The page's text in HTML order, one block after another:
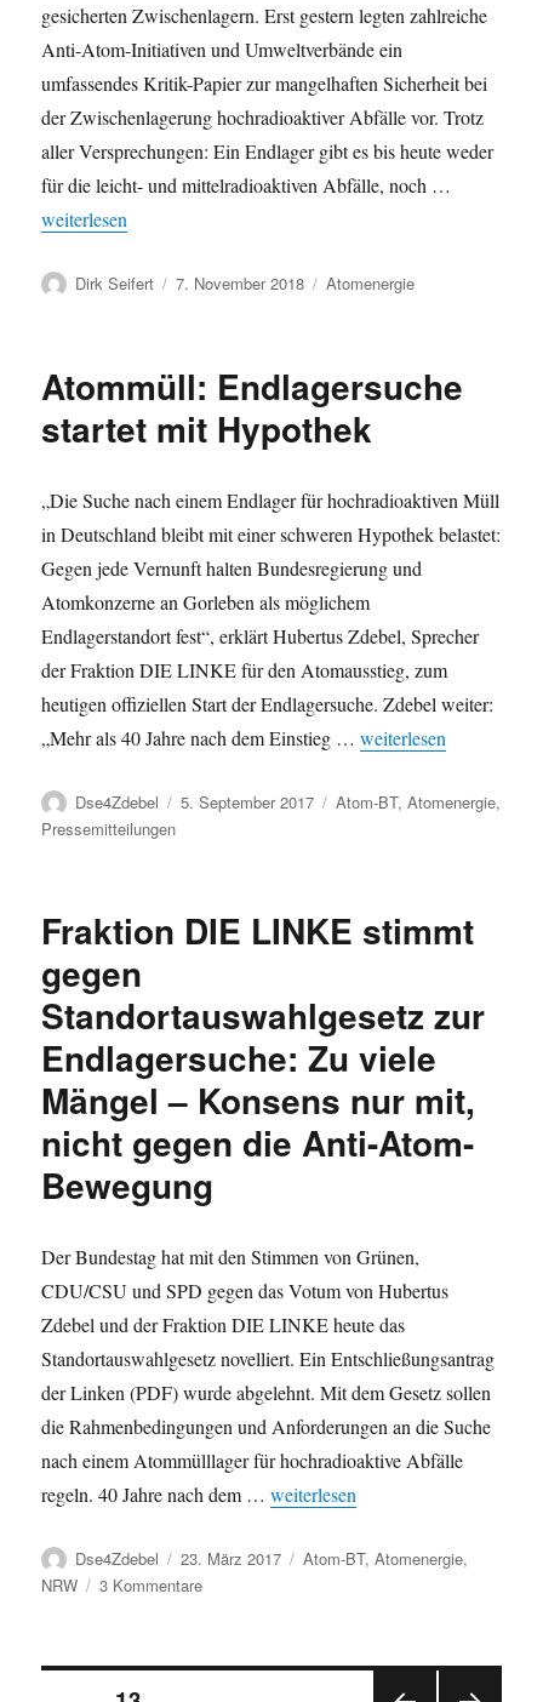
gesicherten Zwischenlagern. Erst gestern legten zahlreiche
Anti-Atom-Initiativen und Umweltverbände ein
umfassendes Kritik-Papier zur mangelhaften Sicherheit bei
der Zwischenlagerung hochradioaktiver Abfälle vor. Trotz
aller Versprechungen: Ein Endlager gibt es bis heute weder
für die leicht- und mittelradioaktiven Abfälle, noch …
„Hochradioaktive Herausforderungen – Status und Perspektiven
weiterlesen
Autor
Dirk Seifert
Veröffentlicht
7. November 2018 Kategorien
Atomenergie
Atommüll: Endlagersuche
startet mit Hypothek
„Die Suche nach einem Endlager für hochradioaktiven Müll
in Deutschland bleibt mit einer schweren Hypothek belastet:
Gegen jede Vernunft halten Bundesregierung und
Atomkonzerne an Gorleben als möglichem
Endlagerstandort fest“, erklärt Hubertus Zdebel, Sprecher
der Fraktion DIE LINKE für den Atomausstieg, zum
heutigen offiziellen Start der Endlagersuche. Zdebel weiter:
„Mehr als 40 Jahre nach dem Einstieg …„Atommüll:
weiterlesen
Autor
Dse4Zdebel
Veröffentlicht
5. September 2017 Kategorien
Atom-BT,Atomenergie,
Pressemitteilungen
Fraktion DIE LINKE stimmt
gegen
Standortauswahlgesetz zur
Endlagersuche: Zu viele
Mängel – Konsens nur mit,
nicht gegen die Anti-Atom-
Bewegung
Der Bundestag hat mit den Stimmen von Grünen,
CDU/CSU und SPD gegen das Votum von Hubertus
Zdebel und der Fraktion DIE LINKE heute das
Standortauswahlgesetz novelliert. Ein Entschließungsantrag
der Linken (PDF) wurde abgelehnt. Mit dem Gesetz sollen
die Rahmenbedingungen und Anforderungen an die Suche
nach einem Atommülllager für hochradioaktive Abfälle
regeln. 40 Jahre nach dem …„Fraktion DIE LINKE stimmt
weiterlesen
Autor
Dse4Zdebel
Veröffentlicht
am
23. März 2017 Kategorien
Atom-BT,Atomenergie,
NRW
3 Kommentarezu
LINKE